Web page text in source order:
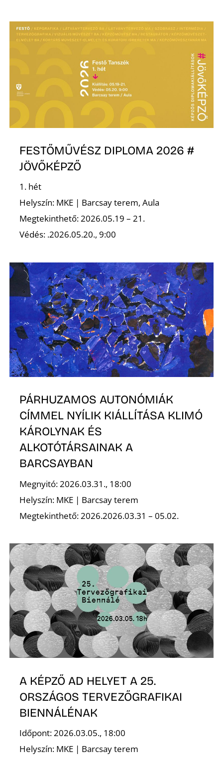
FESTŐMŰVÉSZ DIPLOMA 2026 #
JÖVŐKÉPZŐ
1. hét
Helyszín: MKE | Barcsay terem, Aula
Megtekinthető: 2026.05.19 – 21.
Védés: .2026.05.20., 9:00
PÁRHUZAMOS AUTONÓMIÁK
CÍMMEL NYÍLIK KIÁLLÍTÁSA KLIMÓ
KÁROLYNAK ÉS
ALKOTÓTÁRSAINAK A
BARCSAYBAN
Megnyitó: 2026.03.31., 18:00
Helyszín: MKE | Barcsay terem
Megtekinthető: 2026.2026.03.31 – 05.02.
A KÉPZŐ AD HELYET A 25.
ORSZÁGOS TERVEZŐGRAFIKAI
BIENNÁLÉNAK
Időpont: 2026.03.05., 18:00
Helyszín: MKE | Barcsay terem